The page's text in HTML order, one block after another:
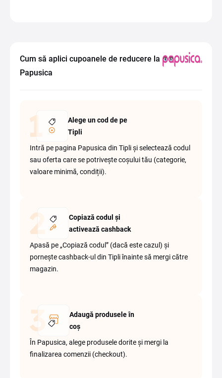
Cum să aplici cupoanele de reducere la
Papusica
Alege un cod de pe
Tipli
Intră pe pagina Papusica din Tipli și selectează codul
sau oferta care se potrivește coșului tău (categorie,
valoare minimă, condiții).
Copiază codul și
activează cashback
Apasă pe „Copiază codul” (dacă este cazul) și
pornește cashback-ul din Tipli înainte să mergi către
magazin.
Adaugă produsele în
coș
În Papusica, alege produsele dorite și mergi la
finalizarea comenzii (checkout).